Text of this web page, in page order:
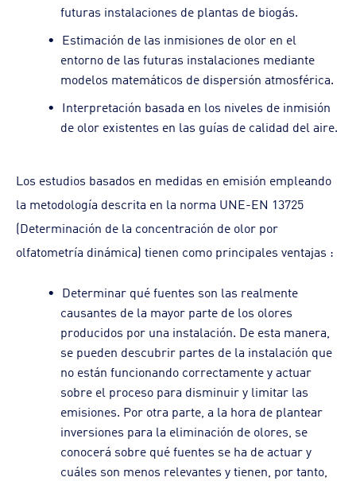
futuras instalaciones de plantas de biogás.
Estimación de las inmisiones de olor en el
entorno de las futuras instalaciones mediante
modelos matemáticos de dispersión atmosférica.
Interpretación basada en los niveles de inmisión
de olor existentes en las guías de calidad del aire.
Los estudios basados en medidas en emisión empleando
la metodología descrita en la norma UNE-EN 13725
(Determinación de la concentración de olor por
olfatometría dinámica) tienen como principales ventajas :
Determinar qué fuentes son las realmente
causantes de la mayor parte de los olores
producidos por una instalación. De esta manera,
se pueden descubrir partes de la instalación que
no están funcionando correctamente y actuar
sobre el proceso para disminuir y limitar las
emisiones. Por otra parte, a la hora de plantear
inversiones para la eliminación de olores, se
conocerá sobre qué fuentes se ha de actuar y
cuáles son menos relevantes y tienen, por tanto,